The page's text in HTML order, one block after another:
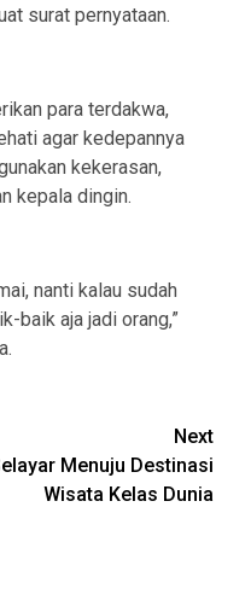
surat pernyataan.
para terdakwa,
agar kedepannya
kekerasan,
kepala dingin.
nanti kalau sudah
baik aja jadi orang,”
Next
Menuju Destinasi
Wisata Kelas Dunia